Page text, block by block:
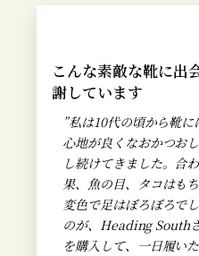
こんな素敵な靴に出
謝しています
”私は10代の頃から靴
心地が良くなおかつお
し続けてきました。合
果、魚の目、タコはも
変色で足はぼろぼろで
のが、Heading South
を購入して、一日履い